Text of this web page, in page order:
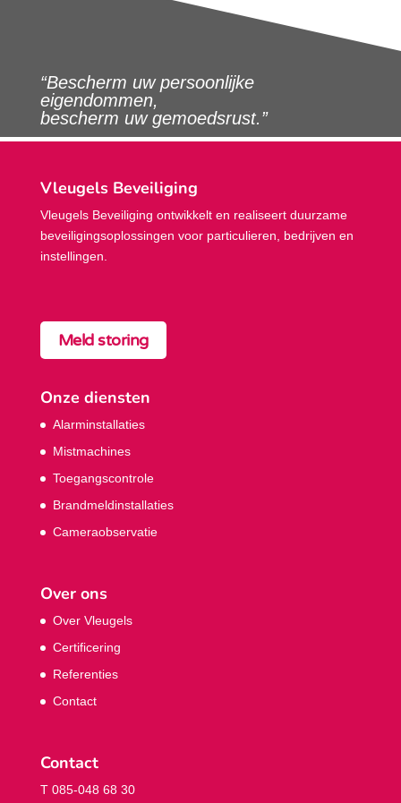
“Bescherm uw persoonlijke
eigendommen,
bescherm uw gemoedsrust.”
Vleugels Beveiliging
Vleugels Beveiliging ontwikkelt en realiseert duurzame
beveiligings­oplossingen voor particulieren, bedrijven en
instellingen.
Meld storing
Onze diensten
Alarminstallaties
Mistmachines
Toegangscontrole
Brandmeldinstallaties
Cameraobservatie
Over ons
Over Vleugels
Certificering
Referenties
Contact
Contact
T 085-048 68 30